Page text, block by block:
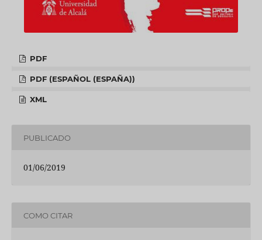
PDF
PDF (ESPAÑOL (ESPAÑA))
XML
PUBLICADO
01/06/2019
COMO CITAR